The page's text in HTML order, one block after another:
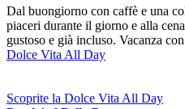
Dal buongiorno con caffè e una
piaceri durante il giorno e alla
gustoso e già incluso. Vacanza
Dolce Vita All Day
Scoprite la Dolce Vita All Day